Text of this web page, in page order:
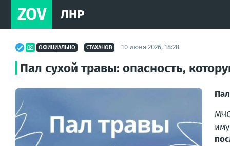
ZOV ЛНР
ОФИЦИАЛЬНО СТАХАНОВ 10 июня 2026, 18:28
Пал сухой травы: опасность,